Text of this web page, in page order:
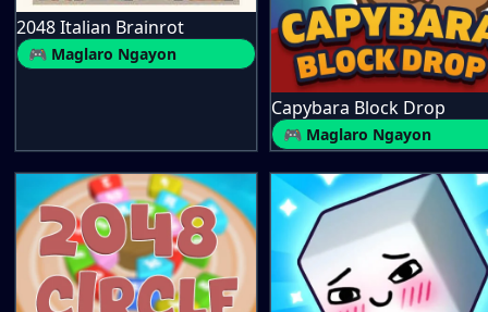
2048 Italian Brainrot
🎮 Maglaro Ngayon
Capybara Block Drop
🎮 Maglaro Ngayon